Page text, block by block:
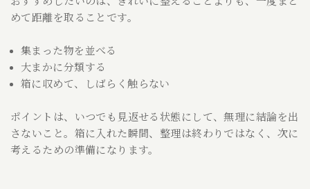
めて距離を取ることです。
集まった物を並べる
大まかに分類する
箱に収めて、しばらく触らない
ポイントは、いつでも見返せる状態にして、無理に結論を出
さないこと。箱に入れた瞬間、整理は終わりではなく、次に
考えるための準備になります。